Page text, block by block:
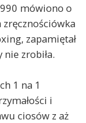
mówiono o
zręcznościówka
zapamiętał
zrobiła.
1 na 1
i
ciosów z aż